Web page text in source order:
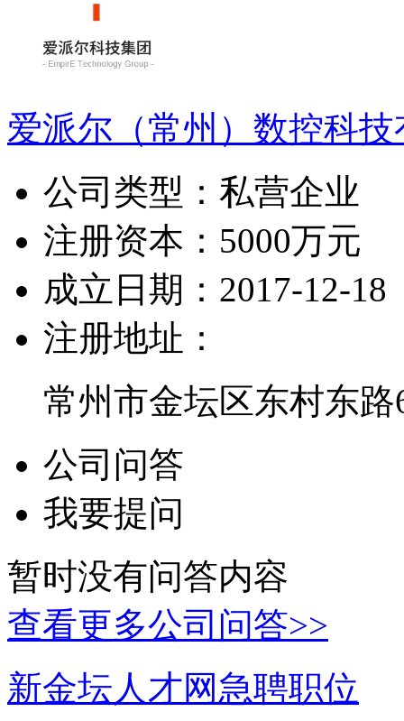
爱派尔（常州）数控科
公司类型： 私营企业
注册资本： 5000万元
成立日期： 2017-12-18
注册地址：
常州市金坛区东村东路
公司问答
我要提问
暂时没有问答内容
查看更多公司问答>>
新金坛人才网急聘职位